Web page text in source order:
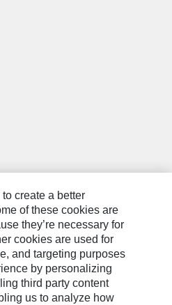
create a better
of these cookies are
they’re necessary for
cookies are used for
and targeting purposes
by personalizing
third party content
us to analyze how